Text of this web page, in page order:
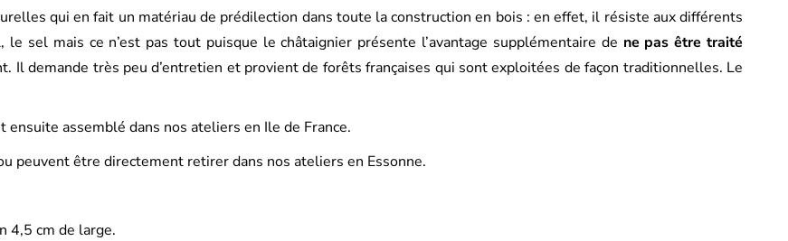
qui en fait un matériau de prédilection dans toute la construction en bois : en effet, il résiste aux différents
sel mais ce n’est pas tout puisque le châtaignier présente l’avantage supplémentaire de ne pas être traité
Il demande très peu d’entretien et provient de forêts françaises qui sont exploitées de façon traditionnelles. Le
ensuite assemblé dans nos ateliers en Ile de France.
peuvent être directement retirer dans nos ateliers en Essonne.
4,5 cm de large.